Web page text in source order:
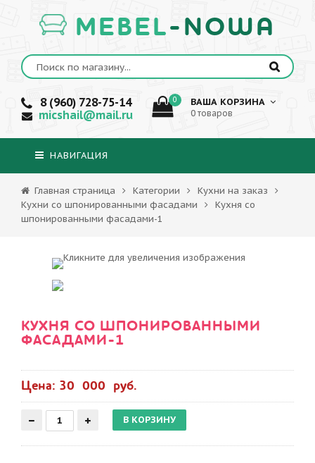
MEBEL-NOWA
8 (960) 728-75-14
micshail@mail.ru
0 ВАША КОРЗИНА
0 товаров
НАВИГАЦИЯ
Главная страница Категории
Кухни на заказ
Кухни со шпонированными фасадами
Кухня со
шпонированными фасадами-1
КУХНЯ СО ШПОНИРОВАННЫМИ
ФАСАДАМИ-1
Цена: 30 000 руб.